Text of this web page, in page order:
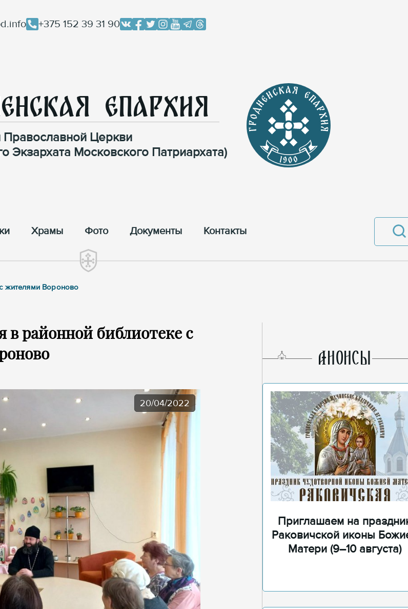
+375 152 39 31 90
Епархия
Православной Церкви
Экзархата Московского Патриархата)
Храмы Фото Документы Контакты
жителями Вороново
районной библиотеке с
20/04/2022
AНОНСЫ
Приглашаем на
Раковичской иконы
Матери (9–10 августа)